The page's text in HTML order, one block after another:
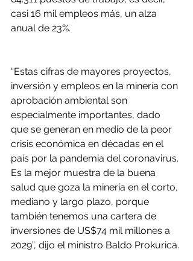
casi 16 mil empleos más, un alza
anual de 23%.
“Estas cifras de mayores proyectos,
inversión y empleos en la minería con
aprobación ambiental son
especialmente importantes, dado
que se generan en medio de la peor
crisis económica en décadas en el
país por la pandemia del coronavirus.
Es la mejor muestra de la buena
salud que goza la minería en el corto,
mediano y largo plazo, porque
también tenemos una cartera de
inversiones de US$74 mil millones a
2029”, dijo el ministro Baldo Prokurica.